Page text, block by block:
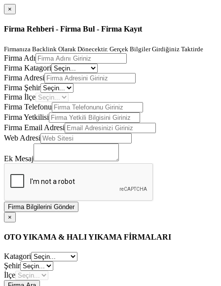
×
Firma Rehberi - Firma Bul - Firma Kayıt
Firmanıza Backlink Olarak Dönecektir. Gerçek Bilgiler Girdiğiniz Taktirde
Firma Adı
Firma Katagori
Firma Adresi
Firma Şehir
Firma İlçe
Firma Telefonu
Firma Yetkilisi
Firma Email Adresi
Web Adresi
Ek Mesaj
Firma Bilgilerini Gönder
×
OTO YIKAMA & HALI YIKAMA FİRMALARI
Katagori
Şehir
İlçe